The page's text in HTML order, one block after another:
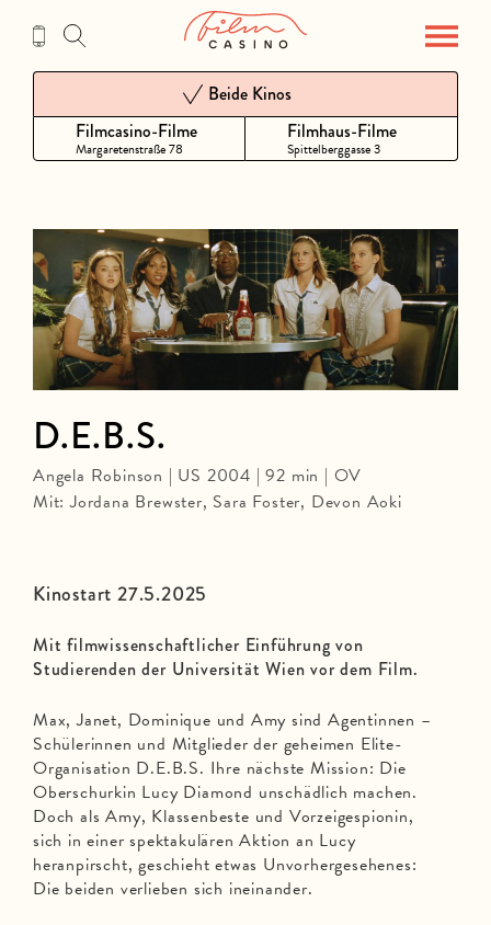
Inhalt
Filmcasino-Filme
Margaretenstraße 78
Beide Kinos
Filmhaus-Filme
Spittelberggasse 3
Kinostart 27.5.2025
Mit filmwissenschaftlicher Einführung von
Studierenden der Universität Wien vor dem Film.
Max, Janet, Dominique und Amy sind Agentinnen –
Schülerinnen und Mitglieder der geheimen Elite-
Organisation D.E.B.S. Ihre nächste Mission: Die
Oberschurkin Lucy Diamond unschädlich machen.
Doch als Amy, Klassenbeste und Vorzeigespionin,
sich in einer spektakulären Aktion an Lucy
heranpirscht, geschieht etwas Unvorhergesehenes:
Die beiden verlieben sich ineinander.
D.E.B.S.
Angela Robinson | US 2004 | 92 min | OV
Mit: Jordana Brewster, Sara Foster, Devon Aoki